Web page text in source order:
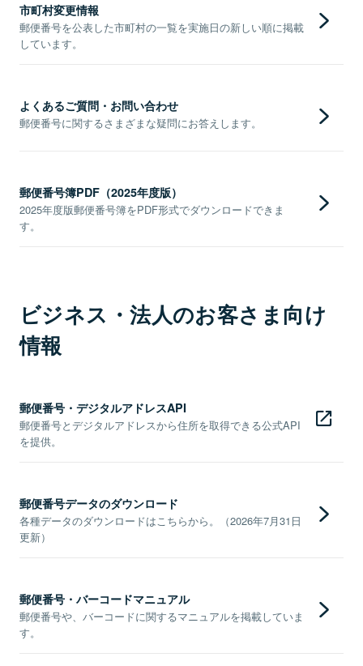
市町村変更情報
郵便番号を公表した市町村の一覧を実施日の新しい順に掲載
しています。
よくあるご質問・お問い合わせ
郵便番号に関するさまざまな疑問にお答えします。
郵便番号簿PDF（2025年度版）
2025年度版郵便番号簿をPDF形式でダウンロードできま
す。
ビジネス・法人のお客さま向け
情報
郵便番号・デジタルアドレスAPI
郵便番号とデジタルアドレスから住所を取得できる公式API
を提供。
郵便番号データのダウンロード
各種データのダウンロードはこちらから。（2026年7月31日
更新）
郵便番号・バーコードマニュアル
郵便番号や、バーコードに関するマニュアルを掲載していま
す。